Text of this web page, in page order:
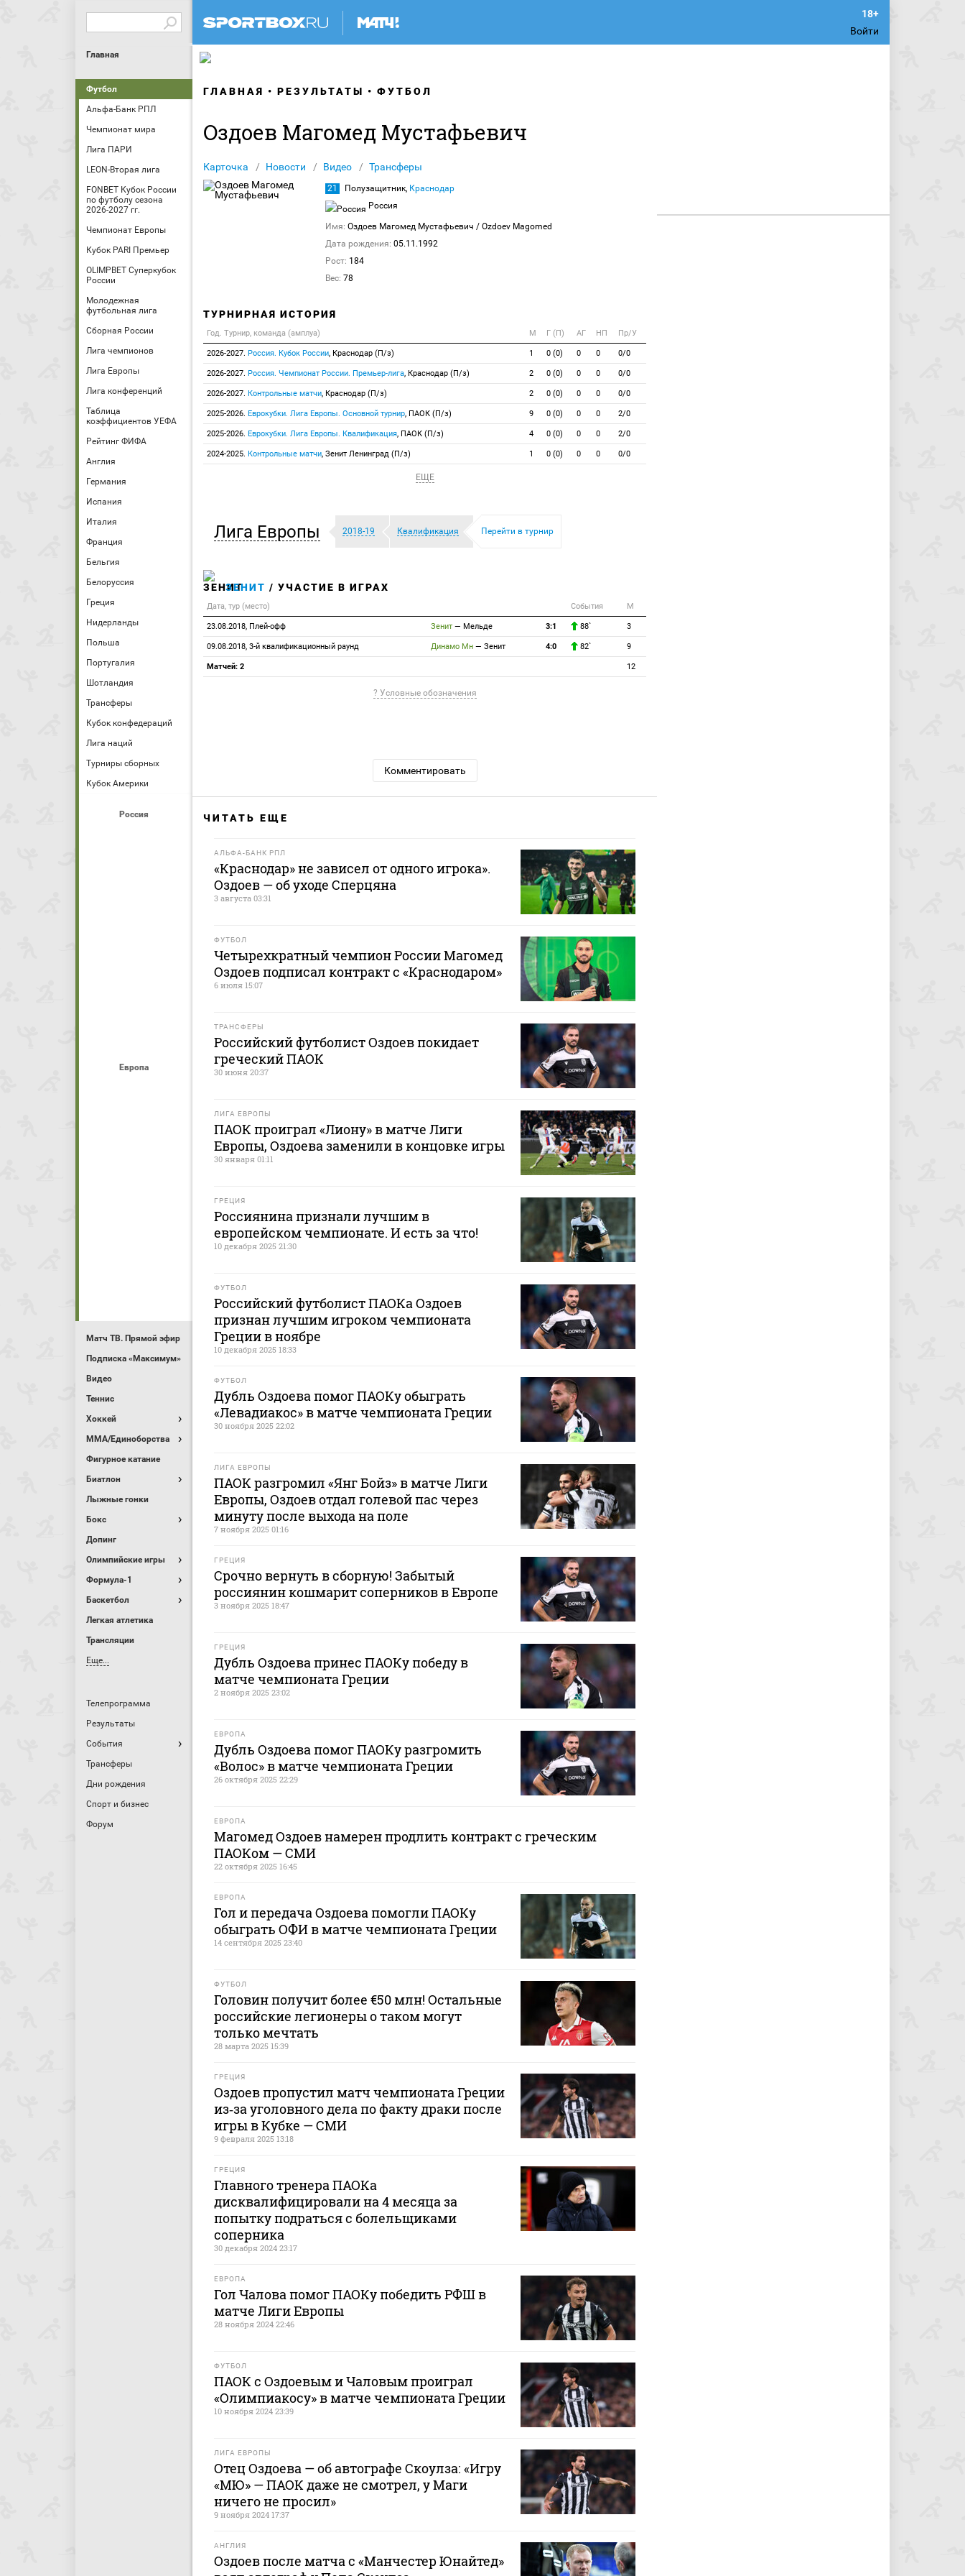
Войти
Главная
Футбол
Альфа-Банк РПЛ
Чемпионат мира
Лига ПАРИ
LEON-Вторая лига
FONBET Кубок России
по футболу сезона
2026-2027 гг.
Чемпионат Европы
Кубок PARI Премьер
OLIMPBET Суперкубок
России
Молодежная
футбольная лига
Сборная России
Лига чемпионов
Лига Европы
Лига конференций
Таблица
коэффициентов УЕФА
Рейтинг ФИФА
Англия
Германия
Испания
Италия
Франция
Бельгия
Белоруссия
Греция
Нидерланды
Польша
Португалия
Шотландия
Трансферы
Кубок конфедераций
Лига наций
Турниры сборных
Кубок Америки
Россия
Европа
Матч ТВ. Прямой эфир
Подписка «Максимум»
Видео
Теннис
Хоккей
MMA/Единоборства
Фигурное катание
Биатлон
Лыжные гонки
Бокс
Допинг
Олимпийские игры
Формула-1
Баскетбол
Легкая атлетика
Трансляции
Еще...
Телепрограмма
Результаты
События
Трансферы
Дни рождения
Спорт и бизнес
Форум
ГЛАВНАЯ РЕЗУЛЬТАТЫ ФУТБОЛ
Оздоев Магомед Мустафьевич
Карточка Новости Видео Трансферы
21 Полузащитник, Краснодар
Россия
Имя: Оздоев Магомед Мустафьевич / Ozdoev Magomed
Дата рождения: 05.11.1992
Рост: 184
Вес: 78
ТУРНИРНАЯ ИСТОРИЯ
Год. Турнир, команда (амплуа) М Г (П) АГ НП Пр/У
2026-2027. Россия. Кубок России, Краснодар (П/з) 1 0 (0) 0 0 0/0
2026-2027. Россия. Чемпионат России. Премьер-лига, Краснодар (П/з) 2 0 (0) 0 0 0/0
2026-2027. Контрольные матчи, Краснодар (П/з) 2 0 (0) 0 0 0/0
2025-2026. Еврокубки. Лига Европы. Основной турнир, ПАОК (П/з) 9 0 (0) 0 0 2/0
2025-2026. Еврокубки. Лига Европы. Квалификация, ПАОК (П/з) 4 0 (0) 0 0 2/0
2024-2025. Контрольные матчи, Зенит Ленинград (П/з) 1 0 (0) 0 0 0/0
ЕЩЕ
Лига Европы 2018-19 Квалификация Перейти в турнир
ЗЕНИТ / УЧАСТИЕ В ИГРАХ
Дата, тур (место) События М
23.08.2018, Плей-офф Зенит — Мельде 3:1 88` 3
09.08.2018, 3-й квалификационный раунд Динамо Мн — Зенит 4:0 82` 9
Матчей: 2 12
? Условные обозначения
Комментировать
ЧИТАТЬ ЕЩЕ
АЛЬФА-БАНК РПЛ
«Краснодар» не зависел от одного игрока».
Оздоев — об уходе Сперцяна
3 августа 03:31
ФУТБОЛ
Четырехкратный чемпион России Магомед
Оздоев подписал контракт с «Краснодаром»
6 июля 15:07
ТРАНСФЕРЫ
Российский футболист Оздоев покидает
греческий ПАОК
30 июня 20:37
ЛИГА ЕВРОПЫ
ПАОК проиграл «Лиону» в матче Лиги
Европы, Оздоева заменили в концовке игры
30 января 01:11
ГРЕЦИЯ
Россиянина признали лучшим в
европейском чемпионате. И есть за что!
10 декабря 2025 21:30
ФУТБОЛ
Российский футболист ПАОКа Оздоев
признан лучшим игроком чемпионата
Греции в ноябре
10 декабря 2025 18:33
ФУТБОЛ
Дубль Оздоева помог ПАОКу обыграть
«Левадиакос» в матче чемпионата Греции
30 ноября 2025 22:02
ЛИГА ЕВРОПЫ
ПАОК разгромил «Янг Бойз» в матче Лиги
Европы, Оздоев отдал голевой пас через
минуту после выхода на поле
7 ноября 2025 01:16
ГРЕЦИЯ
Срочно вернуть в сборную! Забытый
россиянин кошмарит соперников в Европе
3 ноября 2025 18:47
ГРЕЦИЯ
Дубль Оздоева принес ПАОКу победу в
матче чемпионата Греции
2 ноября 2025 23:02
ЕВРОПА
Дубль Оздоева помог ПАОКу разгромить
«Волос» в матче чемпионата Греции
26 октября 2025 22:29
ЕВРОПА
Магомед Оздоев намерен продлить контракт с греческим
ПАОКом — СМИ
22 октября 2025 16:45
ЕВРОПА
Гол и передача Оздоева помогли ПАОКу
обыграть ОФИ в матче чемпионата Греции
14 сентября 2025 23:40
ФУТБОЛ
Головин получит более €50 млн! Остальные
российские легионеры о таком могут
только мечтать
28 марта 2025 15:39
ГРЕЦИЯ
Оздоев пропустил матч чемпионата Греции
из‑за уголовного дела по факту драки после
игры в Кубке — СМИ
9 февраля 2025 13:18
ГРЕЦИЯ
Главного тренера ПАОКа
дисквалифицировали на 4 месяца за
попытку подраться с болельщиками
соперника
30 декабря 2024 23:17
ЕВРОПА
Гол Чалова помог ПАОКу победить РФШ в
матче Лиги Европы
28 ноября 2024 22:46
ФУТБОЛ
ПАОК с Оздоевым и Чаловым проиграл
«Олимпиакосу» в матче чемпионата Греции
10 ноября 2024 23:39
ЛИГА ЕВРОПЫ
Отец Оздоева — об автографе Скоулза: «Игру
«МЮ» — ПАОК даже не смотрел, у Маги
ничего не просил»
9 ноября 2024 17:37
АНГЛИЯ
Оздоев после матча с «Манчестер Юнайтед»